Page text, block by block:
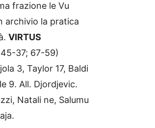
frazione le Vu
archivio la pratica
VIRTUS
45-37; 67-59)
3, Taylor 17, Baldi
9. All. Djordjevic.
Natali ne, Salumu